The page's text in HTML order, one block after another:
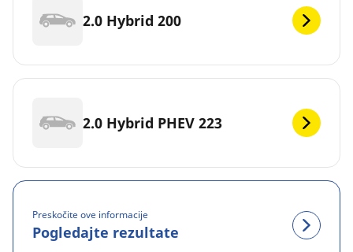
2.0 Hybrid 200
2.0 Hybrid PHEV 223
Preskočite ove informacije
Pogledajte rezultate